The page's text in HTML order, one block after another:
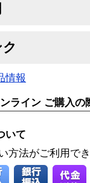
情報
ライン ご購入の
いて
方法がご利用で